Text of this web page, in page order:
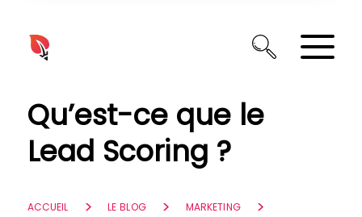
Qu’est-ce que le
Lead Scoring ?
ACCUEIL LE BLOG MARKETING